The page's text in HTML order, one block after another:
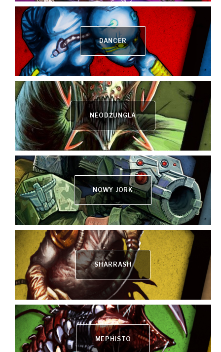
DANCER
NEODŻUNGLA
NOWY JORK
SHARRASH
MEPHISTO